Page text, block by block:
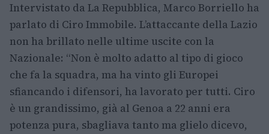
Intervistato da La Repubblica, Marco Borriello ha
parlato di Ciro Immobile. L’attaccante della Lazio
non ha brillato nelle ultime uscite con la
Nazionale: “Non è molto adatto al tipo di gioco
che fa la squadra, ma ha vinto gli Europei
sfiancando i difensori, ha lavorato per tutti. Ciro
è un grandissimo, già al Genoa a 22 anni era
potenza pura, sbagliava tanto ma glielo dicevo,